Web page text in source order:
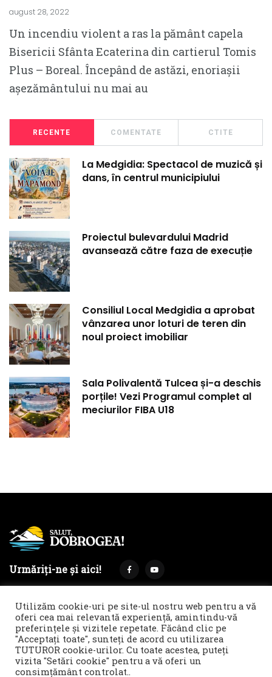
august 28, 2022
Un incendiu violent a ras la pământ capela
Bisericii Sfânta Ecaterina din cartierul Tomis
Plus – Boreal. Începând de astăzi, enoriașii
așezământului nu mai au
RECENTE COMENTATE CTITE
La Medgidia: Spectacol de muzică și
dans, în centrul municipiului
Proiectul bulevardului Madrid
avansează către faza de execuție
Consiliul Local Medgidia a aprobat
vânzarea unor loturi de teren din
noul proiect imobiliar
Sala Polivalentă Tulcea și-a deschis
porțile! Vezi Programul complet al
meciurilor FIBA U18
Urmăriți-ne și aici!
Termeni și condiții
Politica de cookies & GDPR
Noi îți facem reclamă!
© 2021 Salut, Dobrogea! - Ziar de informare și atitudine || E-
Utilizăm cookie-uri pe site-ul nostru web pentru a vă
oferi cea mai relevantă experiență, amintindu-vă
preferințele și vizitele repetate. Făcând clic pe
"Acceptați toate", sunteți de acord cu utilizarea
TUTUROR cookie-urilor. Cu toate acestea, puteți
vizita "Setări cookie" pentru a vă oferi un
consimțământ controlat..